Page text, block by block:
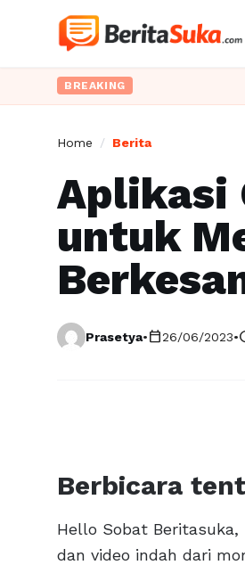
BREAKING
Home / Berita
Aplikasi
untuk
Prasetya•calendar_today26/06/2023•
Berbicara
Hello Sobat
dan video indah dari